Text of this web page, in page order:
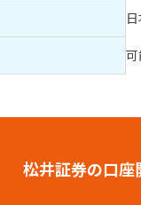
松井証券の口